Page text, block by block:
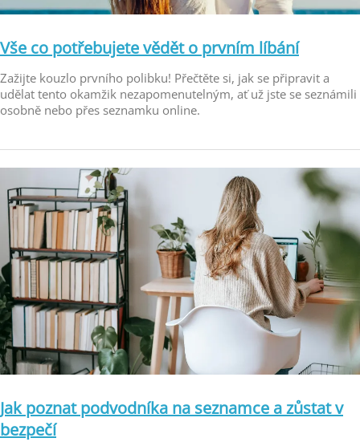
Vše co potřebujete vědět o prvním líbání
Zažijte kouzlo prvního polibku! Přečtěte si, jak se připravit a
udělat tento okamžik nezapomenutelným, ať už jste se seznámili
osobně nebo přes seznamku online.
Jak poznat podvodníka na seznamce a zůstat v
bezpečí